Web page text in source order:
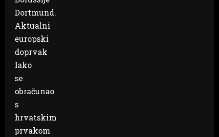
Dortmund.
Aktualni
europski
doprvak
lako
se
obračunao
s
hrvatskim
prvakom